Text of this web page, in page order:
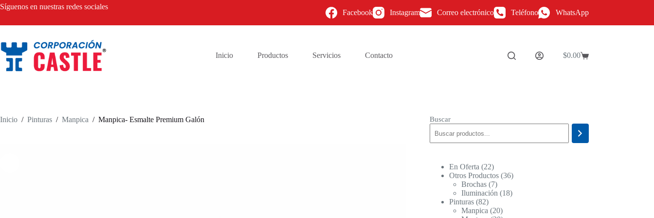
Saltar
Síguenos en nuestras redes sociales
Facebook Instagram Correo electrónico Teléfono WhatsApp
Inicio Productos Servicios Contacto
Carro
$0.00
Inicio / Pinturas / Manpica / Manpica- Esmalte Premium Galón Buscar
En Oferta 2222
productos
Otros Productos 3636
Brochas 77
productos
Iluminación 1818
Pinturas 8282
productos
Manpica 2020